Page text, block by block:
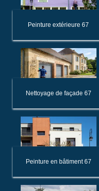
Peinture extérieure 67
Nettoyage de façade 67
Peinture en bâtiment 67